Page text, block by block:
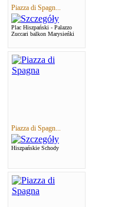
Piazza di Spagn...
Plac Hiszpański - Palazzo
Zuccari balkon Marysieńki
Piazza di Spagn...
Hiszpańskie Schody